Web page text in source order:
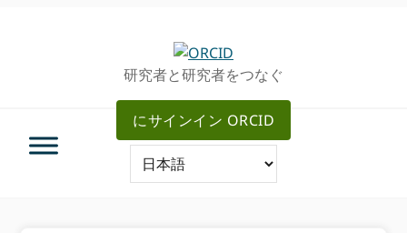
研究者と研究者をつなぐ
にサインイン ORCID